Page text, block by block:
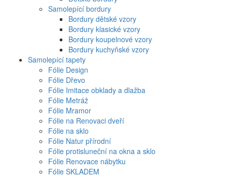
Samolepící bordury
Bordury dětské vzory
Bordury klasické vzory
Bordury koupelnové vzory
Bordury kuchyňské vzory
Samolepící tapety
Fólie Design
Fólie Dřevo
Fólie Imitace obklady a dlažba
Fólie Metráž
Fólie Mramor
Fólie na Renovaci dveří
Fólie na sklo
Fólie Natur přírodní
Fólie protisluneční na okna a sklo
Fólie Renovace nábytku
Fólie SKLADEM